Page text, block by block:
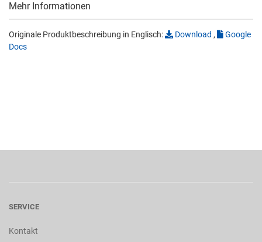
Mehr Informationen
Originale Produktbeschreibung in Englisch: Download ,
Google
Docs
SERVICE
Kontakt